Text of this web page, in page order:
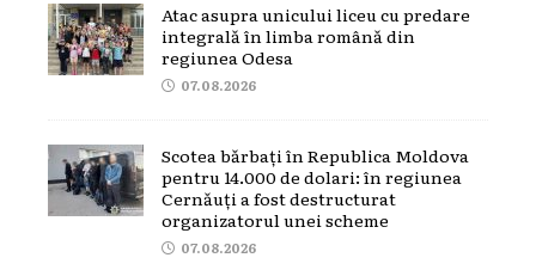
Atac asupra unicului liceu cu predare
integrală în limba română din
regiunea Odesa
07.08.2026
Scotea bărbați în Republica Moldova
pentru 14.000 de dolari: în regiunea
Cernăuți a fost destructurat
organizatorul unei scheme
07.08.2026